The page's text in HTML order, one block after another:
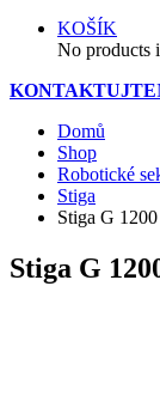
KOŠÍK
No products
KONTAKTUJTE
Domů
Shop
Robotické
Stiga
Stiga G 1200
Stiga G